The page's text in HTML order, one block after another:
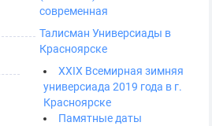
современная
Талисман Универсиады в
Красноярске
ХХIХ Всемирная зимняя
универсиада 2019 года в г.
Красноярске
Памятные даты